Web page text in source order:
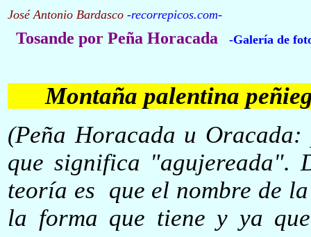
José Antonio Bardasco -recorrepicos.com-
Tosande por Peña Horacada -Galería de
Montaña palentina
(Peña Horacada u Oracada:
que significa "agujereada".
teoría es que el nombre de
la forma que tiene y ya